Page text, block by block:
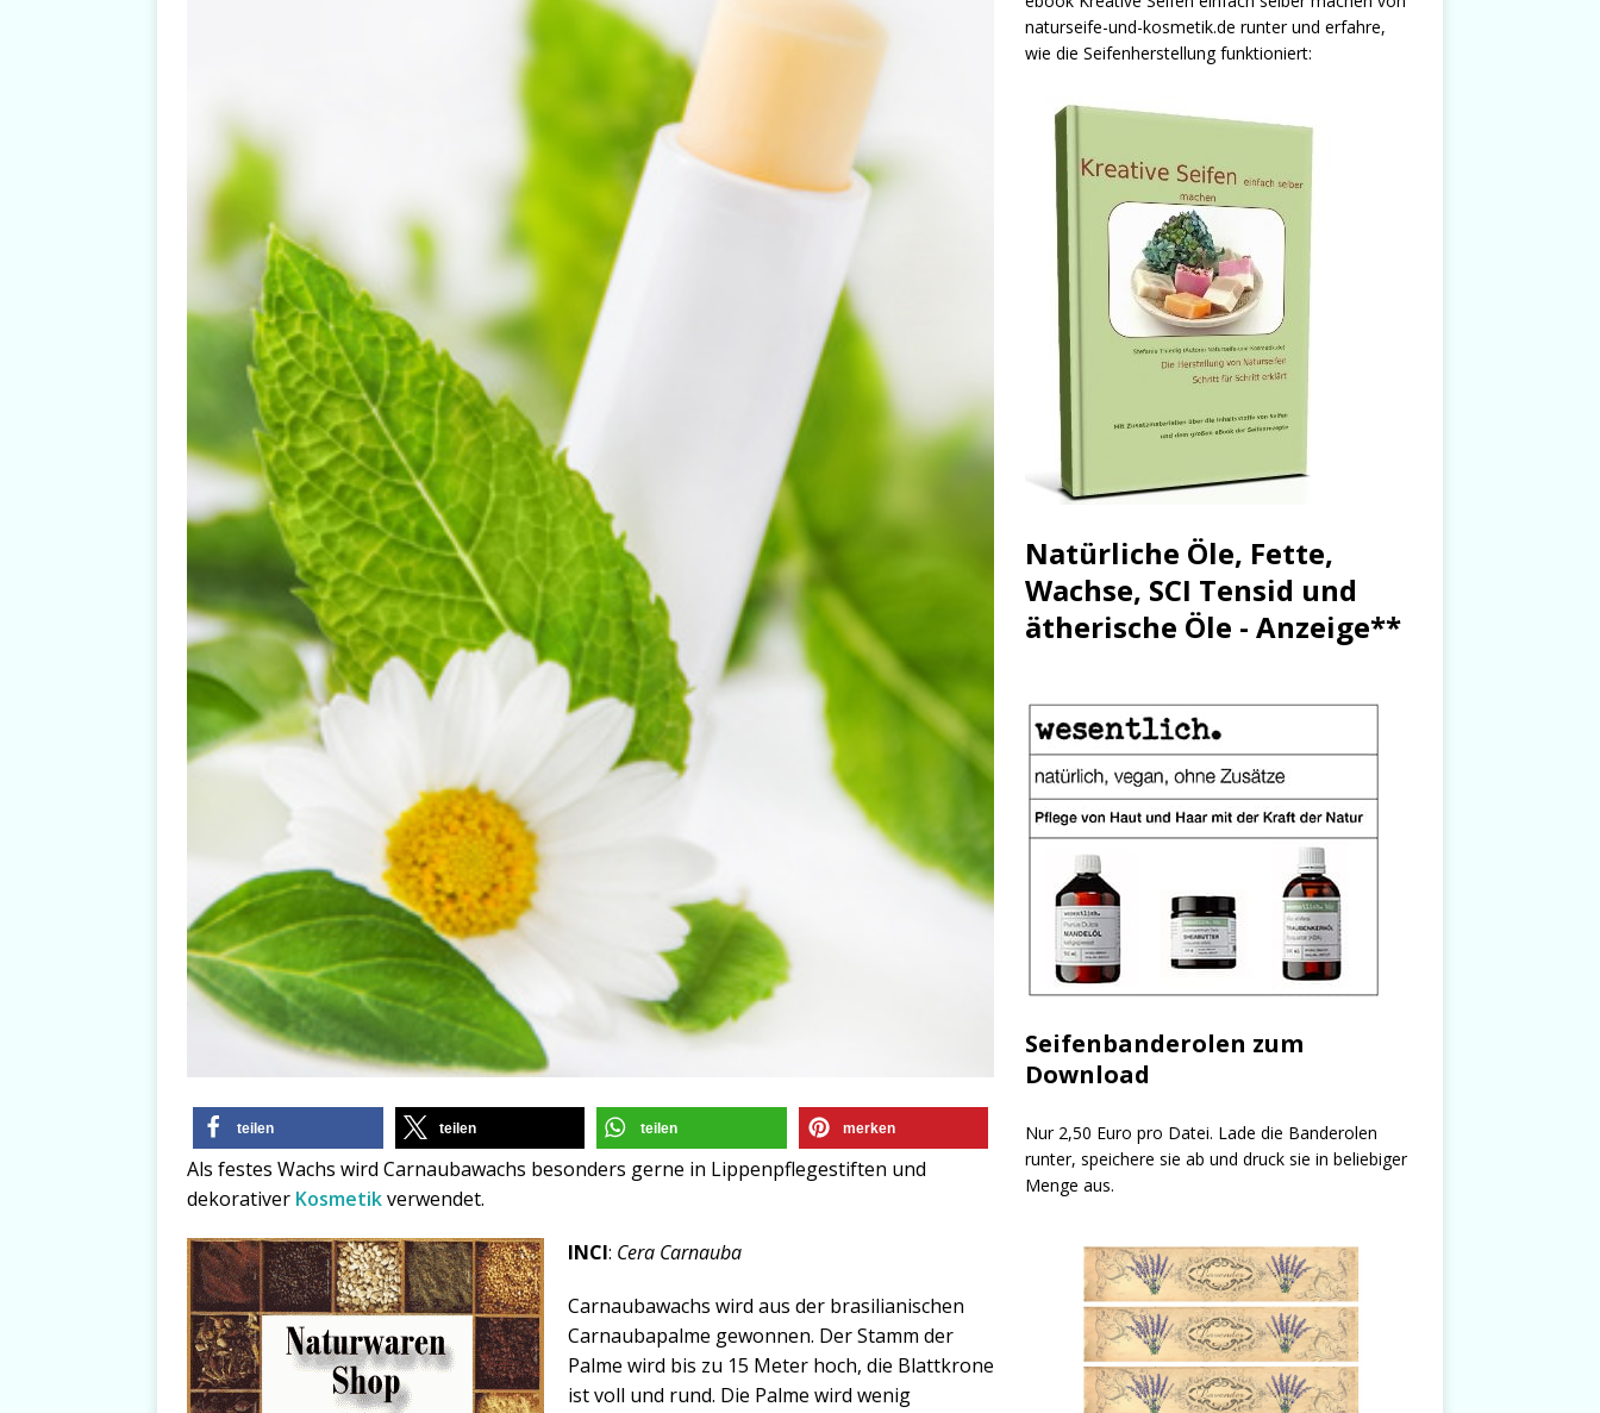
teilen teilen teilen merken
Als festes Wachs wird Carnaubawachs besonders gerne in Lippenpflegestiften und
dekorativer Kosmetikverwendet.
INCI: Cera Carnauba
Carnaubawachs wird aus der brasilianischen
Carnaubapalme gewonnen. Der Stamm der
Palme wird bis zu 15 Meter hoch, die Blattkrone
ist voll und rund. Die Palme wird wenig
naturseife-und-kosmetik.de runter und erfahre,
wie die Seifenherstellung funktioniert:
Natürliche Öle, Fette,
Wachse, SCI Tensid und
ätherische Öle - Anzeige**
Seifenbanderolen zum
Download
Nur 2,50 Euro pro Datei. Lade die Banderolen
runter, speichere sie ab und druck sie in beliebiger
Menge aus.